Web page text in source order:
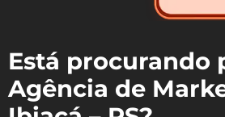
Está procurando
Agência de